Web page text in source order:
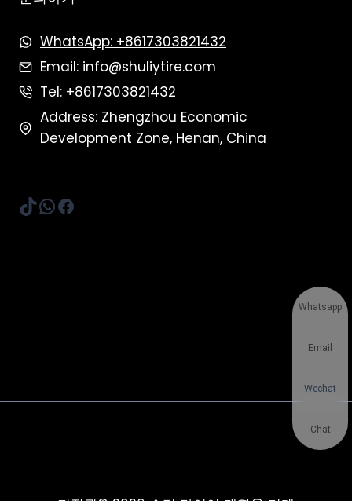
WhatsApp: +8617303821432
Email: info@shuliytire.com
Tel: +8617303821432
Address: Zhengzhou Economic
Development Zone, Henan, China
TikTok
WhatsApp
Facebook
Whatsapp
Email
Wechat
Chat